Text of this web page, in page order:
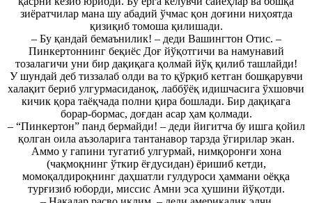
зиёратчилар мана шу абадий ўчмас қон доғини ниҳоятда
қизиқиб томоша қилишади.
– Бу қандай бемаънилик! – деди Вашингтон Отис. –
Пинкертоннинг беқиёс Доғ йўқотгичи ва намунавий
тозалагичи уни бир дақиқага қолмай йўқ қилиб ташлайди!
У шундай деб тиззалаб олди ва то қўрқиб кетган бошқарувчи
халақит бериб улгурмасиданоқ, лаббўёқ идишчасига ўхшовчи
кичик қора таёқчада полни қира бошлади. Бир дақиқага
борар-бормас, доғдан асар ҳам қолмади.
– “Пинкертон” панд бермайди! – деди йигитча бу ишга қойил
қолган оила аъзоларига тантанавор тарзда ўгирилар экан.
Аммо у гапини тугатиб улгурмай, нимқоронғи хона
(чақмоқнинг ўткир ёғдусидан) ёришиб кетди,
момоқалдироқнинг даҳшатли гулдуроси ҳаммани оёққа
турғизиб юборди, миссис Амни эса ҳушини йўқотди.